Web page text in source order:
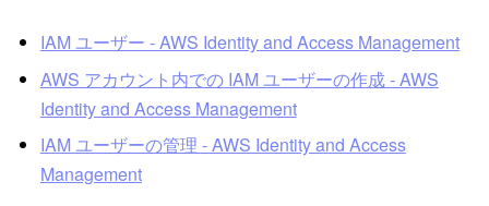
IAM ユーザー - AWS Identity and Access Management
AWS アカウント内での IAM ユーザーの作成 - AWS
Identity and Access Management
IAM ユーザーの管理 - AWS Identity and Access
Management